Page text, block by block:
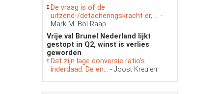
De vraag is of de
uitzend-/detacheringskracht er, ... -
Mark M. Bol Raap
Vrije val Brunel Nederland lijkt
gestopt in Q2, winst is verlies
geworden
Dat zijn lage conversie ratio’s
inderdaad. De en... - Joost Kreulen